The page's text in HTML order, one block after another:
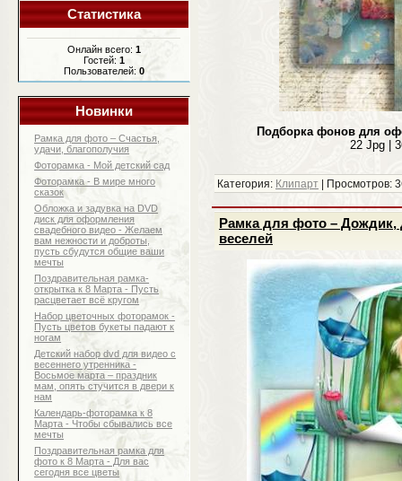
Статистика
Онлайн всего: 1
Гостей: 1
Пользователей: 0
Новинки
Рамка для фото – Счастья,
удачи, благополучия
Фоторамка - Мой детский сад
Фоторамка - В мире много
сказок
Обложка и задувка на DVD
диск для оформления
свадебного видео - Желаем
вам нежности и доброты,
пусть сбудутся общие ваши
мечты
Поздравительная рамка-
открытка к 8 Марта - Пусть
расцветает всё кругом
Набор цветочных фоторамок -
Пусть цветов букеты падают к
ногам
Детский набор dvd для видео с
весеннего утренника -
Восьмое марта – праздник
мам, опять стучится в двери к
нам
Календарь-фоторамка к 8
Марта - Чтобы сбывались все
мечты
Поздравительная рамка для
фото к 8 Марта - Для вас
сегодня все цветы
Подборка фонов для
22 Jpg |
Категория: Клипарт| Просмотров:
Рамка для фото – Дождик,
веселей